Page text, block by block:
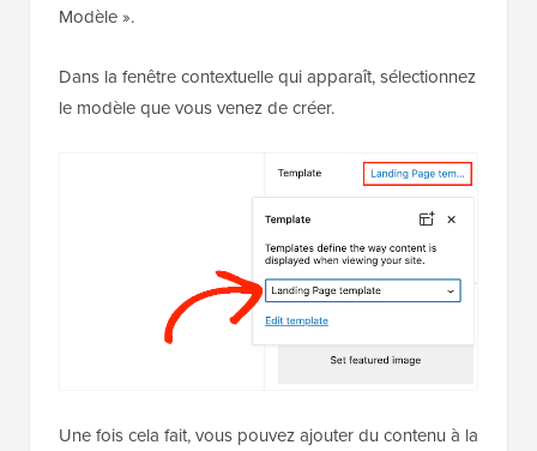
Modèle ».
Dans la fenêtre contextuelle qui apparaît, sélectionnez
le modèle que vous venez de créer.
Une fois cela fait, vous pouvez ajouter du contenu à la